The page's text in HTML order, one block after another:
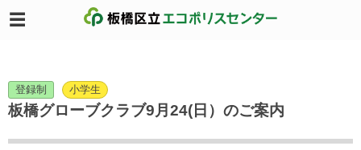
登録制 小学生
板橋グローブクラブ9月24(日）のご案内